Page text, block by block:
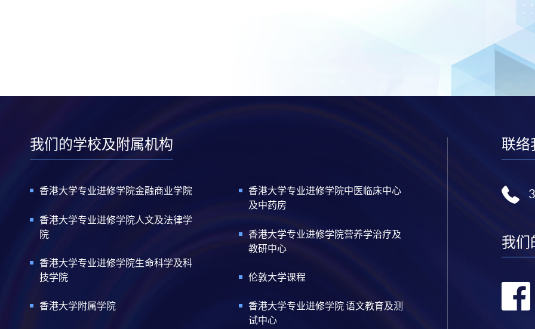
我们的学校及附属机构
香港大学专业进修学院金融商业学院
香港大学专业进修学院人文及法律学
院
香港大学专业进修学院生命科学及科
技学院
香港大学附属学院
香港大学专业进修学院中医临床中心
及中药房
香港大学专业进修学院营养学治疗及
教研中心
伦敦大学课程
香港大学专业进修学院 语文教育及测
试中心
联络
我们